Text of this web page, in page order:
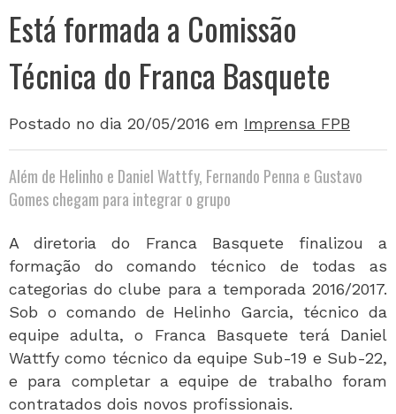
Está formada a Comissão
Técnica do Franca Basquete
Postado no dia 20/05/2016 em Imprensa FPB
Além de Helinho e Daniel Wattfy, Fernando Penna e Gustavo
Gomes chegam para integrar o grupo
A diretoria do Franca Basquete finalizou a
formação do comando técnico de todas as
categorias do clube para a temporada 2016/2017.
Sob o comando de Helinho Garcia, técnico da
equipe adulta, o Franca Basquete terá Daniel
Wattfy como técnico da equipe Sub-19 e Sub-22,
e para completar a equipe de trabalho foram
contratados dois novos profissionais.